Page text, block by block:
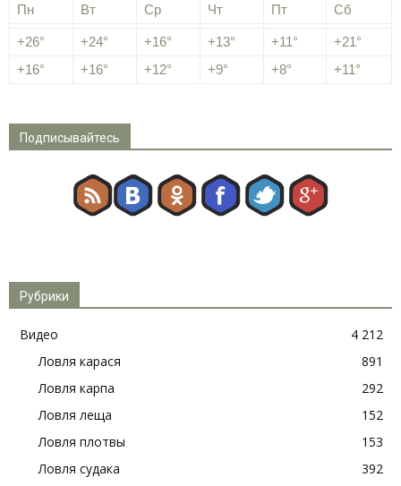
Пн
Вт Ср Чт Пт Сб
+26° +24° +16° +13° +11° +21°
+16° +16° +12° +9° +8° +11°
Подписывайтесь
Рубрики
Видео
4 212
Ловля карася
891
Ловля карпа
292
Ловля леща
152
Ловля плотвы
153
Ловля судака
392